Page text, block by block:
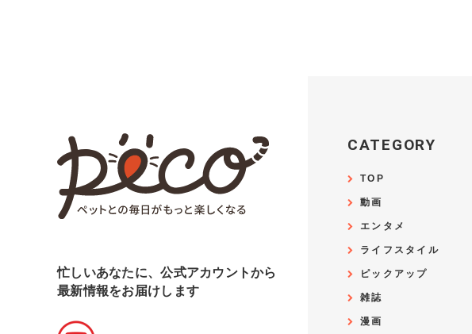
忙しいあなたに、公式アカウントから
最新情報をお届けします
CATEGORY
TOP
動画
エンタメ
ライフスタイル
ピックアップ
雑誌
漫画